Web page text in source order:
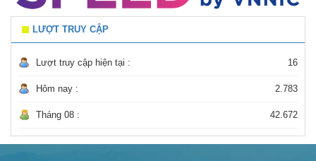
LƯỢT TRUY CẬP
Lượt truy cập hiện tại : 16
Hôm nay : 2.783
Tháng 08 : 42.672